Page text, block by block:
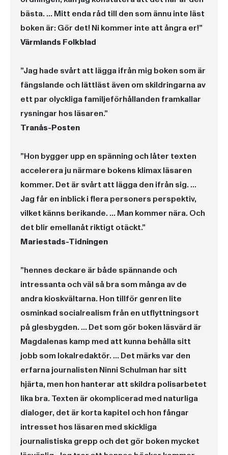
bästa. ... Mitt enda råd till den som ännu inte läst
boken är: Gör det! Ni kommer inte att ångra er!”
Värmlands Folkblad
”Jag hade svårt att lägga ifrån mig boken som är
fängslande och lättläst även om skildringarna av
ett par olyckliga familjeförhållanden framkallar
rysningar hos läsaren.”
Tranås-Posten
”Hon bygger upp en spänning och låter texten
accelerera ju närmare bokens klimax läsaren
kommer. Det är svårt att lägga den ifrån sig. …
Jag får en inblick i flera personers perspektiv,
vilket känns berikande. … Man kommer nära. Och
det blir emellanåt riktigt otäckt.”
Mariestads-Tidningen
”hennes deckare är både spännande och
intressanta och väl så bra som många av de
andra kioskvältarna. Hon tillför genren lite
osminkad socialrealism från en utflyttningsort
på glesbygden. … Det som gör boken läsvärd är
Magdalenas kamp med att kunna behålla sitt
jobb som lokalredaktör. … Det märks var den
erfarna journalisten Ninni Schulman har sitt
hjärta, men hon hanterar att skildra polisarbetet
lika bra. Texten är okomplicerad med naturliga
dialoger, det är korta kapitel och hon fångar
intresset hos läsaren med skickliga
journalistiska grepp och det gör boken mycket